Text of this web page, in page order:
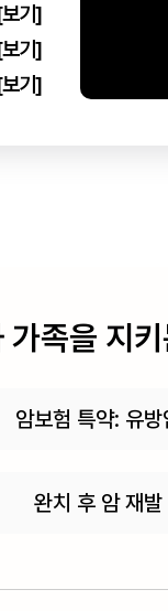
기]
기]
기]
가족을 지
암보험 특약: 유방
완치 후 암 재발